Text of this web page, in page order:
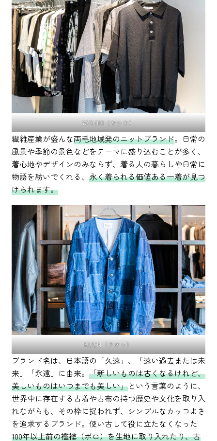
YASHIKI（ヤシキ）
繊維産業が盛んな両毛地域発のニットブランド。日常の
風景や季節の景色などをテーマに盛り込むことが多く、
着心地やデザインのみならず、着る人の暮らしや日常に
物語を紡いでくれる、 永く着られる価値ある一着が見つ
けられます。
KUON（クオン）
ブランド名は、日本語の「久遠」、「遠い過去または未
来」「永遠」に由来。 「新しいものは古くなるけれど、
美しいものはいつまでも美しい」という言葉のように、
世界中に存在する古着や古布の持つ歴史や文化を取り入
れながらも、その枠に捉われず、シンプルなカッコよさ
を追求するブランド。使い古して役に立たなくなった
100年以上前の襤褸（ボロ）を生地に取り入れたり、古